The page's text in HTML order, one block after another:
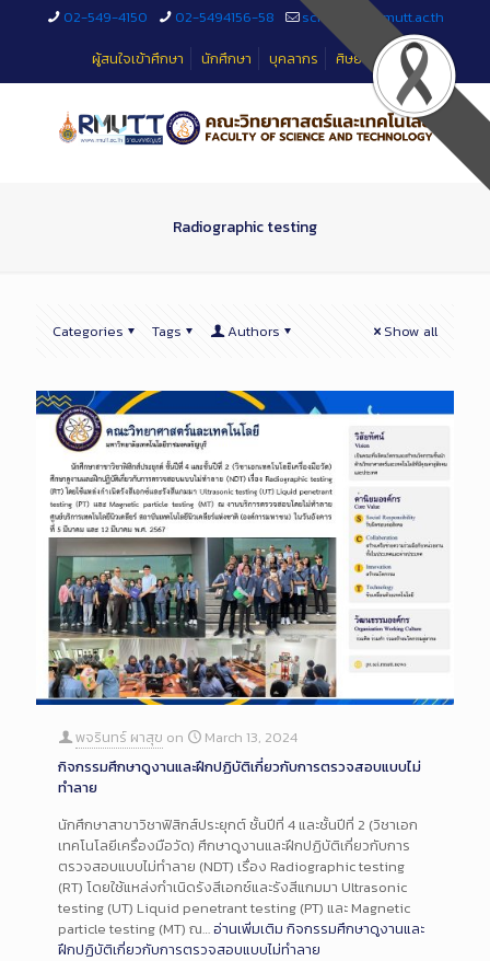
02-549-4150 02-5494156-58
sciteched@rmutt.ac.th
ผู้สนใจเข้าศึกษา
นักศึกษา บุคลากร ศิษย์เก่า
Radiographic testing
Categories Tags Authors Show all
พจรินทร์ ผาสุข on
March 13, 2024
กิจกรรมศึกษาดูงานและฝึกปฏิบัติเกี่ยวกับการตรวจสอบแบบไม่
ทำลาย
นักศึกษาสาขาวิชาฟิสิกส์ประยุกต์ ชั้นปีที่ 4 และชั้นปีที่ 2 (วิชาเอก
เทคโนโลยีเครื่องมือวัด) ศึกษาดูงานและฝึกปฏิบัติเกี่ยวกับการ
ตรวจสอบแบบไม่ทำลาย (NDT) เรื่อง Radiographic testing
(RT) โดยใช้แหล่งกำเนิดรังสีเอกซ์และรังสีแกมมา Ultrasonic
testing (UT) Liquid penetrant testing (PT) และ Magnetic
particle testing (MT) ณ…อ่านเพิ่มเติม กิจกรรมศึกษาดูงานและ
ฝึกปฏิบัติเกี่ยวกับการตรวจสอบแบบไม่ทำลาย